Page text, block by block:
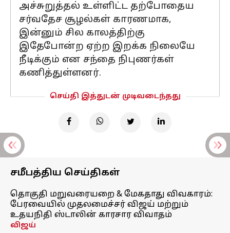
அச்சுறுத்தல் உள்ளிட்ட தற்போதைய
சர்வதேச சூழல்கள் காரணமாக,
இன்னும் சில காலத்திற்கு
இதேபோன்ற ஏற்ற இறக்க நிலையே
நீடிக்கும் என சந்தை நிபுணர்கள்
கணித்துள்ளனர்.
செய்தி இத்துடன் முடிவடைந்தது
சமீபத்திய செய்திகள்
தொகுதி மறுவரையறை & மேகதாது விவகாரம்:
பேரவையில் முதலமைச்சர் விஜய் மற்றும்
உதயநிதி ஸ்டாலின் காரசார விவாதம்
விஜய்